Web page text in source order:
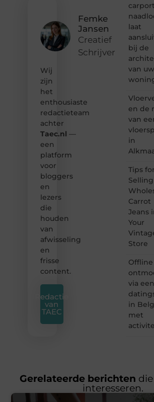
Femke
Jansen
Creatief
Schrijver
Wij
zijn
het
enthousiaste
redactieteam
achter
Taec.nl —
een
platform
voor
bloggers
en
lezers
die
houden
van
afwisseling
en
frisse
content.
Redactie
van
TAEC
carport
laat
bij de
van uw
en de
van
in
Tips for
Selling
Carrot
Jeans
Your
Store
Offline
via een
in
met
Gerelateerde berichten
interesseren.